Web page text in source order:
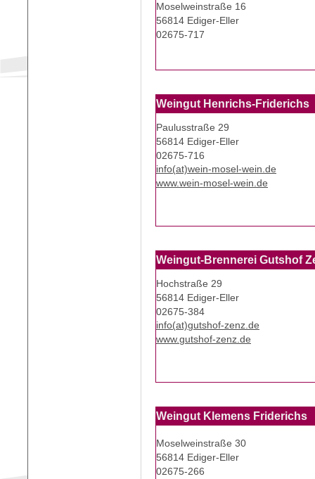
Moselweinstraße 16
56814 Ediger-Eller
02675-717
Weingut Henrichs-Friderichs
Paulusstraße 29
56814 Ediger-Eller
02675-716
info(at)wein-mosel-wein.de
www.wein-mosel-wein.de
Weingut-Brennerei Gutshof
Hochstraße 29
56814 Ediger-Eller
02675-384
info(at)gutshof-zenz.de
www.gutshof-zenz.de
Weingut Klemens Friderichs
Moselweinstraße 30
56814 Ediger-Eller
02675-266